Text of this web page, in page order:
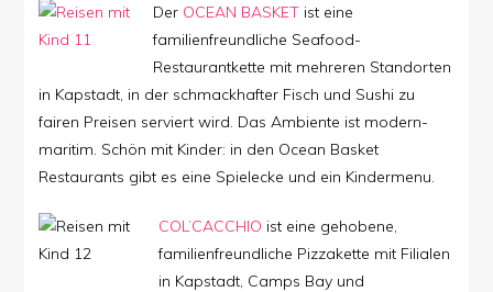
Der OCEAN BASKET ist eine
familienfreundliche Seafood-
Restaurantkette mit mehreren Standorten
in Kapstadt, in der schmackhafter Fisch und Sushi zu
fairen Preisen serviert wird. Das Ambiente ist modern-
maritim. Schön mit Kinder: in den Ocean Basket
Restaurants gibt es eine Spielecke und ein Kindermenu.
COL’CACCHIO ist eine gehobene,
familienfreundliche Pizzakette mit Filialen
in Kapstadt, Camps Bay und